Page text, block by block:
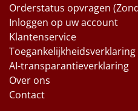
Alle overige
Orderstatus opvragen
Inloggen op uw account
Klantenservice
Toegankelijkheidsverklaring
AI-transparantieverklaring
Over ons
Contact